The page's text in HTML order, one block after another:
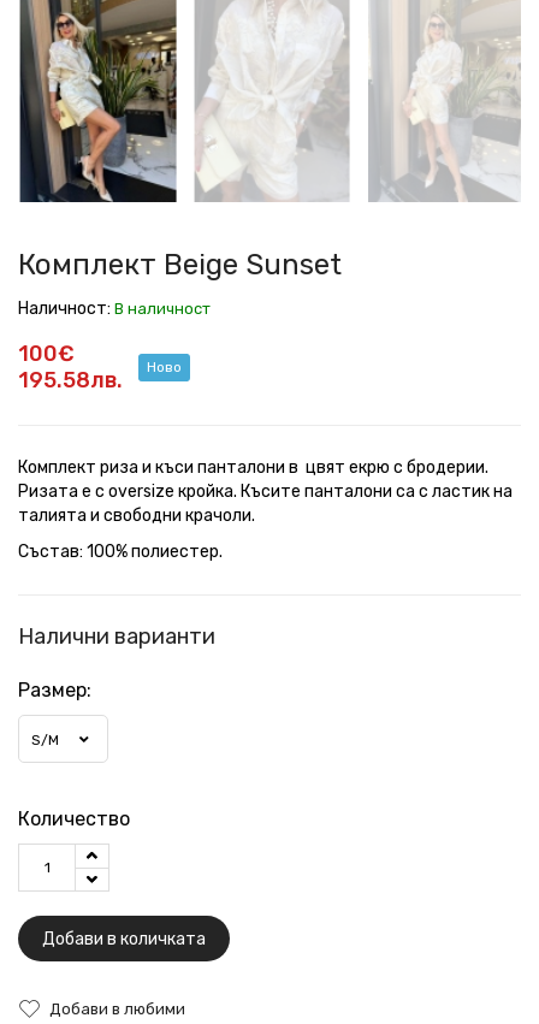
Beige
Sunset
Beige
Sunset
Beige
Sunset
Beige
Sunset
Beige
Sunset
Beige
Sunset
Beige
Sunset
Beige
Sunset
Комплект Beige Sunset
Наличност: В наличност
100€
195.58лв.
Ново
Комплект риза и къси панталони в цвят екрю с бродерии.
Ризата е с oversize кройка. Късите панталони са с ластик на
талията и свободни крачоли.
Състав: 100% полиестер.
Налични варианти
Размер:
S/M
Количество
Добави в количката
Добави в любими